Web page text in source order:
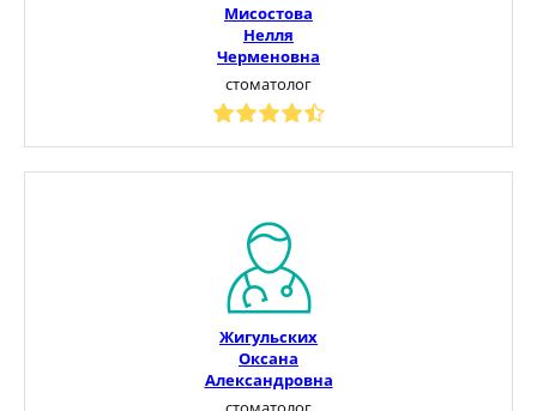
Мисостова
Нелля
Черменовна
стоматолог
Жигульских
Оксана
Александровна